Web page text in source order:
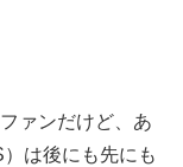
するの？
本の偉大な発明
ァンだけど、あ
は後にも先にも